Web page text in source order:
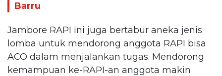
Barru
Jambore RAPI ini juga bertabur aneka jenis
lomba untuk mendorong anggota RAPI bisa
ACO dalam menjalankan tugas. Mendorong
kemampuan ke-RAPI-an anggota makin